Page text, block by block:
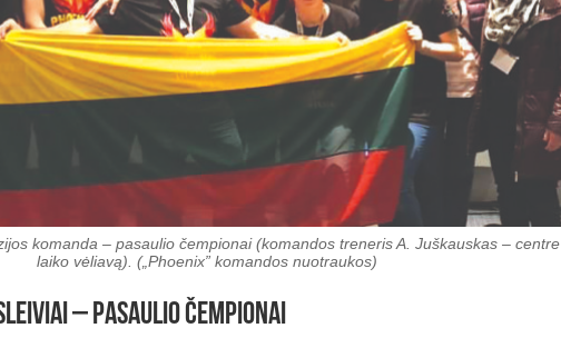
komanda – pasaulio čempionai (komandos treneris A. Juškauskas – centre
laiko vėliavą). („Phoenix” komandos nuotraukos)
– pasaulio čempionai